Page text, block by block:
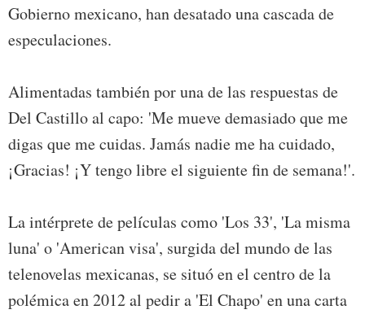
Gobierno mexicano, han desatado una cascada de
especulaciones.
Alimentadas también por una de las respuestas de
Del Castillo al capo: 'Me mueve demasiado que me
digas que me cuidas. Jamás nadie me ha cuidado,
¡Gracias! ¡Y tengo libre el siguiente fin de semana!'.
La intérprete de películas como 'Los 33', 'La misma
luna' o 'American visa', surgida del mundo de las
telenovelas mexicanas, se situó en el centro de la
polémica en 2012 al pedir a 'El Chapo' en una carta